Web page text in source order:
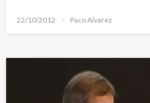
Publicado
22/10/2012 Paco Alvarez